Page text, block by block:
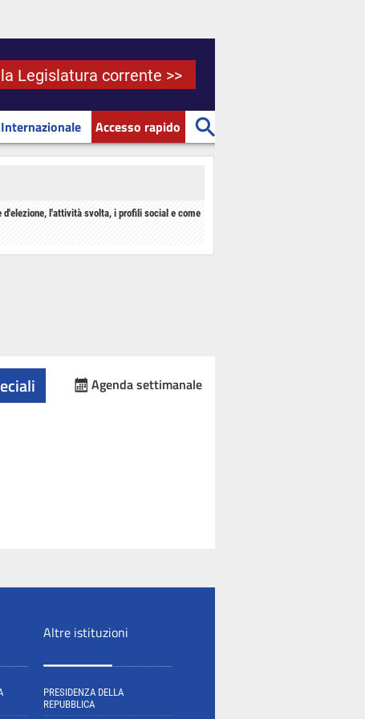
Legislatura corrente >>
Internazionale Accesso rapido
d'elezione, l'attività svolta, i profili social e come
Agenda settimanale
Altre istituzioni
PRESIDENZA DELLA
REPUBBLICA